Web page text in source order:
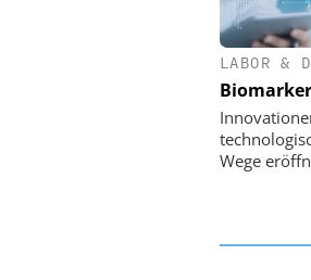
LABOR &
Biomarker
Wege